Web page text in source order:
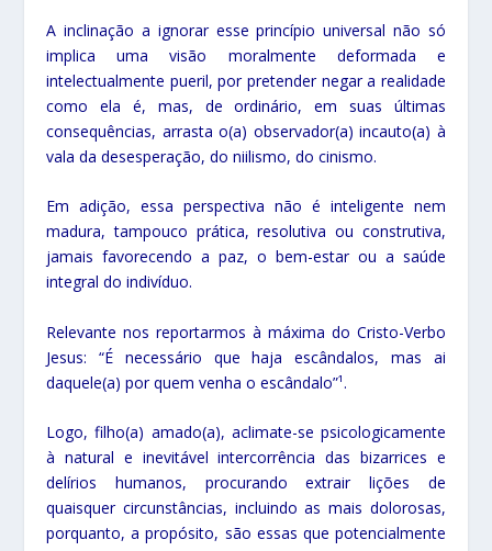
A inclinação a ignorar esse princípio universal não só
implica uma visão moralmente deformada e
intelectualmente pueril, por pretender negar a realidade
como ela é, mas, de ordinário, em suas últimas
consequências, arrasta o(a) observador(a) incauto(a) à
vala da desesperação, do niilismo, do cinismo.
Em adição, essa perspectiva não é inteligente nem
madura, tampouco prática, resolutiva ou construtiva,
jamais favorecendo a paz, o bem-estar ou a saúde
integral do indivíduo.
Relevante nos reportarmos à máxima do Cristo-Verbo
Jesus: “É necessário que haja escândalos, mas ai
daquele(a) por quem venha o escândalo”¹.
Logo, filho(a) amado(a), aclimate-se psicologicamente
à natural e inevitável intercorrência das bizarrices e
delírios humanos, procurando extrair lições de
quaisquer circunstâncias, incluindo as mais dolorosas,
porquanto, a propósito, são essas que potencialmente